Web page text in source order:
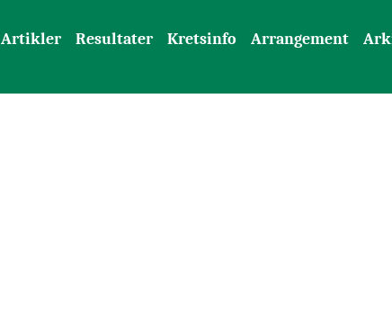
Artikler Resultater Kretsinfo Arrangement